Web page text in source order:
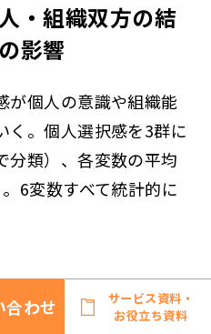
・組織双方の結
影響
が個人の意識や組織能
く。個人選択感を3群に
分類）、各変数の平均
6変数すべて統計的に
が個人の意識・組
〈単一回答／
合わせ
サービス資料・
お役立ち資料